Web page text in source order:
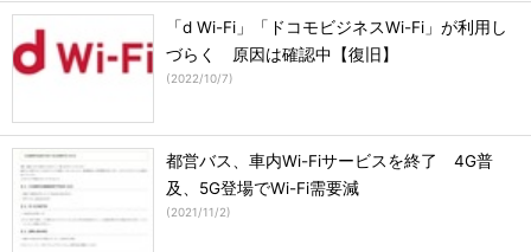
「d Wi-Fi」「ドコモビジネスWi-Fi」が利用し
づらく 原因は確認中【復旧】
(2022/10/7)
都営バス、車内Wi-Fiサービスを終了 4G普
及、5G登場でWi-Fi需要減
(2021/11/2)